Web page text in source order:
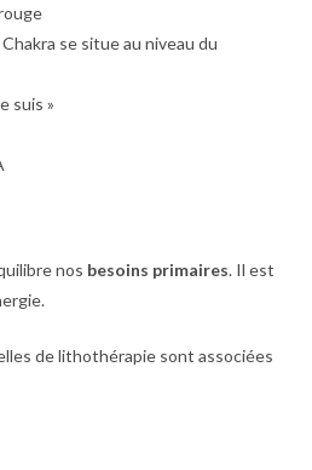
Chakra se situe au niveau du
suis »
nos besoins primaires. Il est
de lithothérapie sont associées